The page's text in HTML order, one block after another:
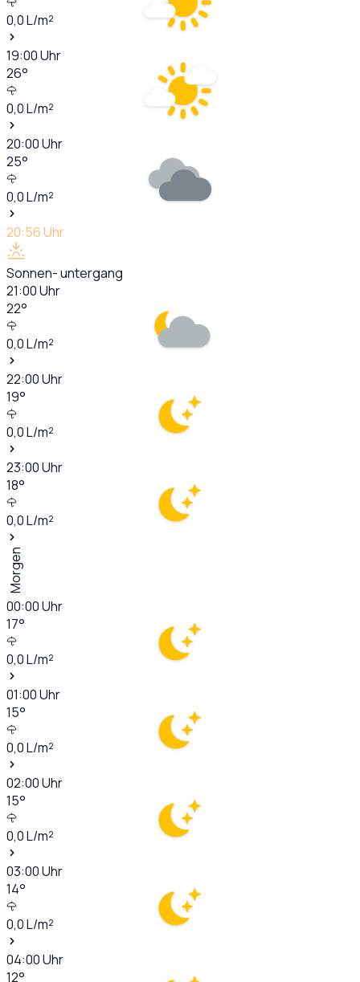
0,0L/m²
19:00Uhr
26°
0,0L/m²
20:00Uhr
25°
0,0L/m²
20:56Uhr
Sonnen- untergang
21:00Uhr
22°
0,0L/m²
22:00Uhr
19°
0,0L/m²
23:00Uhr
18°
0,0L/m²
Morgen
00:00Uhr
17°
0,0L/m²
01:00Uhr
15°
0,0L/m²
02:00Uhr
15°
0,0L/m²
03:00Uhr
14°
0,0L/m²
04:00Uhr
12°